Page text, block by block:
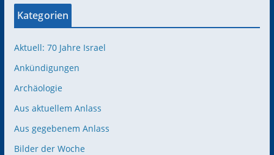
Kategorien
Aktuell: 70 Jahre Israel
Ankündigungen
Archäologie
Aus aktuellem Anlass
Aus gegebenem Anlass
Bilder der Woche